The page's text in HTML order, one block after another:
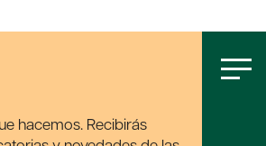
hacemos. Recibirás